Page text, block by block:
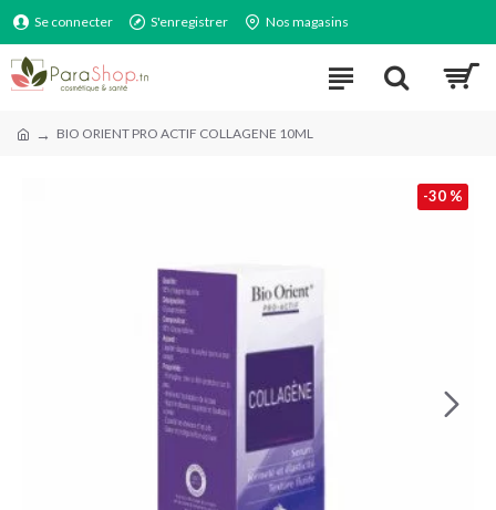
Se connecter S'enregistrer Nos magasins
BIO ORIENT PRO ACTIF COLLAGENE 10ML
-30 %